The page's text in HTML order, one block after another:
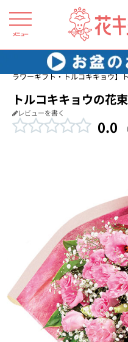
メニュー
花キューピット 誕生日フラワ
ラワーギフト・トルコキキョウ】
トルコキキョウの花束
レビューを書く
0.0